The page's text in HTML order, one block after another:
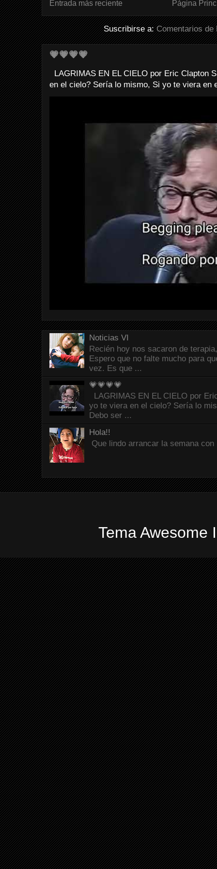
Entrada más reciente Página
Suscribirse a:Comentarios de
💗💗💗💗
LAGRIMAS EN EL CIELO por Eric Clapton
en el cielo? Sería lo mismo, Si yo te viera en
Noticias VI
Recién hoy nos sacaron de
Espero que no falte mucho para
vez. Es que ...
💗💗💗💗
LAGRIMAS EN EL CIELO por
yo te viera en el cielo? Sería lo
Debo ser ...
Hola!!
Que lindo arrancar la semana
Tema